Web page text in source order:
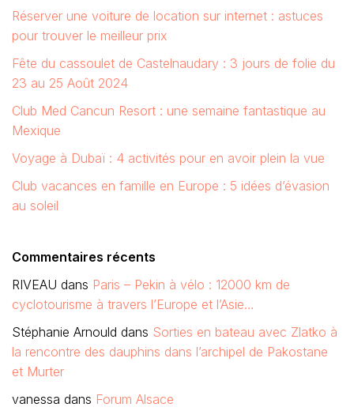
Réserver une voiture de location sur internet : astuces
pour trouver le meilleur prix
Fête du cassoulet de Castelnaudary : 3 jours de folie du
23 au 25 Août 2024
Club Med Cancun Resort : une semaine fantastique au
Mexique
Voyage à Dubaï : 4 activités pour en avoir plein la vue
Club vacances en famille en Europe : 5 idées d’évasion
au soleil
Commentaires récents
RIVEAU dans Paris – Pekin à vélo : 12000 km de
cyclotourisme à travers l’Europe et l’Asie…
Stéphanie Arnould dans Sorties en bateau avec Zlatko à
la rencontre des dauphins dans l’archipel de Pakostane
et Murter
vanessa dans Forum Alsace